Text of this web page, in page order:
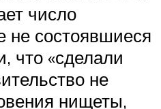
число
не состоявшиеся
что «сделали
не
нищеты,